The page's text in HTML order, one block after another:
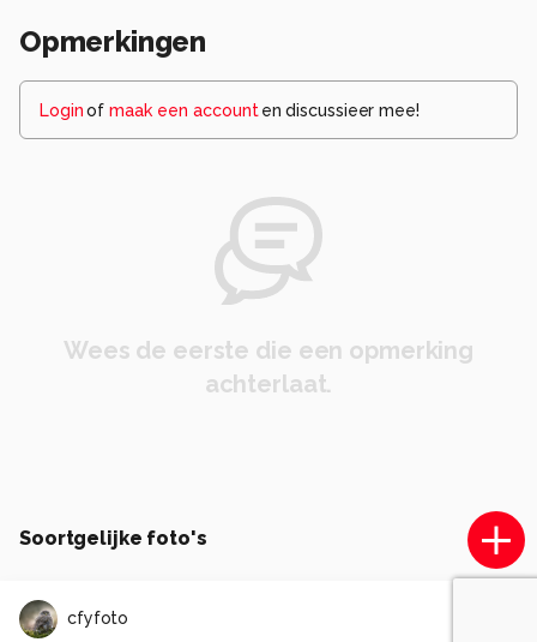
Opmerkingen
Loginof maak een account en discussieer mee!
Wees de eerste die een opmerking
achterlaat.
Soortgelijke foto's
cfyfoto